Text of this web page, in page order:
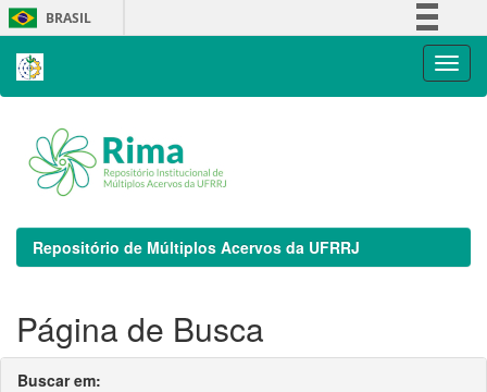
Skip
navigation
BRASIL
Repositório de Múltiplos Acervos da UFRRJ
Página de Busca
Buscar em: